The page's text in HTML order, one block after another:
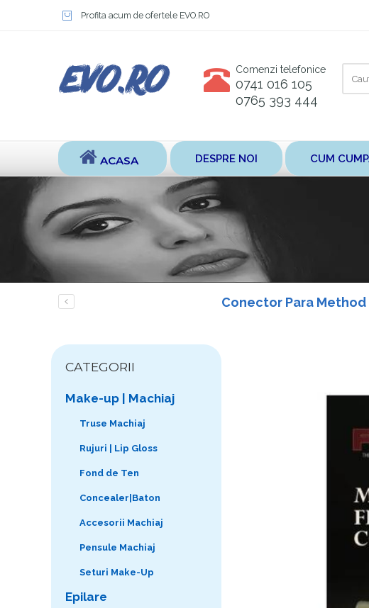
Profita acum de ofertele EVO.RO
Comenzi telefonice
0741 016 105
0765 393 444
aici
ACASA DESPRE NOI CUM
Conector Para
CATEGORII
Make-up | Machiaj
Truse Machiaj
Rujuri | Lip Gloss
Fond de Ten
Concealer|Baton
Accesorii Machiaj
Pensule Machiaj
Seturi Make-Up
Epilare